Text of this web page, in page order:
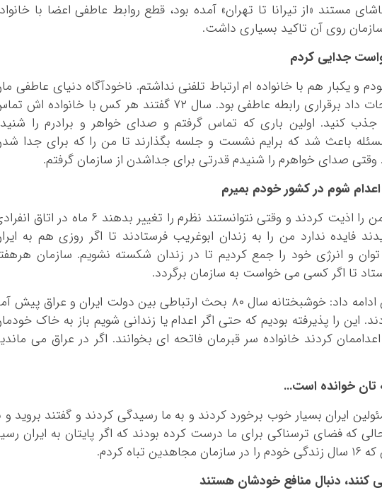
همدان
مستند «از تیرانا تا تهران» آمده بود، قطع روابط عاطفی اعضا با
روی آن تاکید بسیاری داشت.
جدایی کردم
و یکبار هم با خانواده ام ارتباط تلفنی نداشتم. ناخودآگاه دنیای عاطفی
قطع شد. تنها چیزی که من را نجات داد برقراری رابطه عاطفی بود. سال ۷۲ گفتند هر کس با خانواده
کنید. اولین باری که تماس گرفتم و صدای خواهر و برادرم را
باعث شد که برایم نشست و جلسه بگذارند تا من را که برای جدا
وقتی صدای خواهرم را شنیدم قدرتی برای جداشدن از سازمان گرفتم.
شوم در کشور خودم بمیرم
وی تصریح کرد: متاسفانه خیلی من را اذیت کردند و وقتی نتوانستند نظرم را تغییر بدهند ۶ ماه در
فایده ندارد من را به زندان ابوغریب فرستادند تا اگر روزی هم به
و انرژی خود را جمع کردیم تا در زندان شکسته نشویم. سازمان
تا اگر کسی می خواست به سازمان برگردد.
این عضو سابق سازمان مجاهدین ادامه داد: خوشبختانه سال ۸۰ بحث ارتباطی بین دولت ایران و عراق پیش
این را پذیرفته بودیم که حتی اگر اعدام یا زندانی شویم باز به خاک
کردند خانواده سر قبرمان فاتحه ای بخوانند. اگر در عراق می
تان خوانده است…
ایران بسیار خوب برخورد کردند و به ما رسیدگی کردند و گفتند بروید و
که فضای ترسناکی برای ما درست کرده بودند که اگر پایتان به ایران
کردم.
دنبال منافع خودشان هستند